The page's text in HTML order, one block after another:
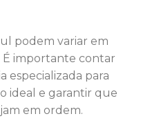
podem variar em
É importante contar
especializada para
ideal e garantir que
em ordem.